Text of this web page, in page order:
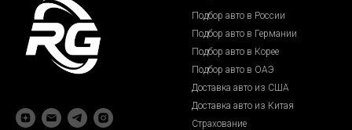
Подбор авто в России
Подбор авто в Германии
Подбор авто в Корее
Подбор авто в ОАЭ
Доставка авто из США
Доставка авто из Китая
Страхование